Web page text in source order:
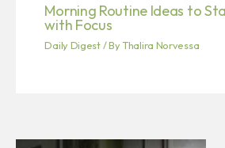
Morning Routine Ideas to
with Focus
Daily Digest/ ByThalira Norvessa